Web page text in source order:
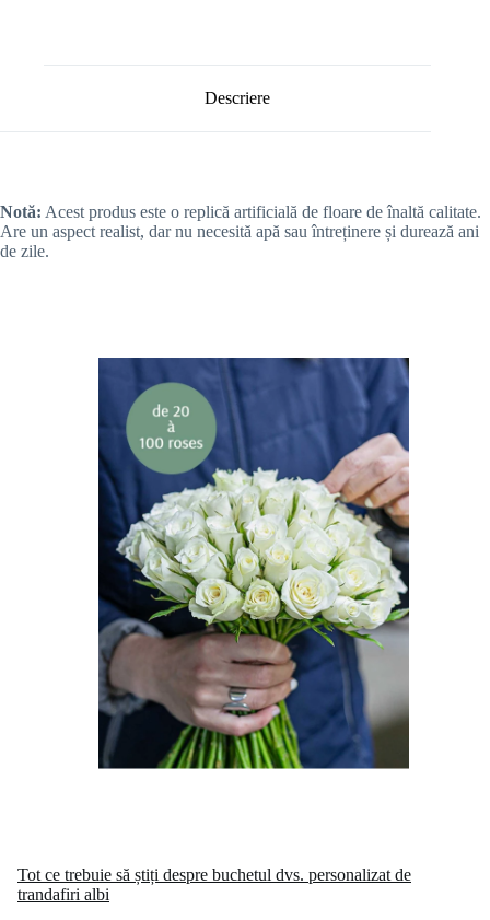
Descriere
Notă: Acest produs este o replică artificială de floare de înaltă calitate.
Are un aspect realist, dar nu necesită apă sau întreținere și durează ani
de zile.
Tot ce trebuie să știți despre buchetul dvs. personalizat de
trandafiri albi